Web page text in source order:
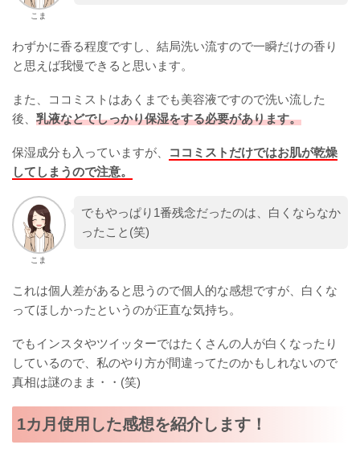
こま
わずかに香る程度ですし、結局洗い流すので一瞬だけの香り
と思えば我慢できると思います。
また、ココミストはあくまでも美容液ですので洗い流した
後、 乳液などでしっかり保湿をする必要があります。
保湿成分も入っていますが、
ココミストだけではお肌が乾燥
してしまうので注意。
こま
でもやっぱり1番残念だったのは、白くならなか
ったこと(笑)
これは個人差があると思うので個人的な感想ですが、白くな
ってほしかったというのが正直な気持ち。
でもインスタやツイッターではたくさんの人が白くなったり
しているので、私のやり方が間違ってたのかもしれないので
真相は謎のまま・・(笑)
1カ月使用した感想を紹介します！